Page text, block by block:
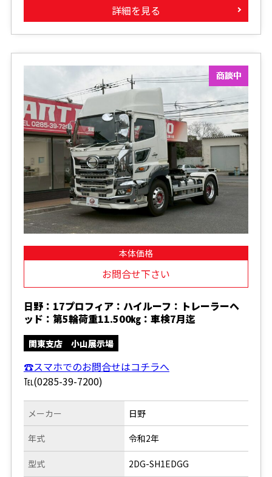
詳細を見る
本体価格
お問合せ下さい
日野：17プロフィア：ハイルーフ：トレーラーヘ
ッド：第5輪荷重11.500㎏：車検7月迄
関東支店 小山展示場
☎スマホでのお問合せはコチラへ
℡(0285-39-7200)
メーカー
年式
型式
日野
令和2年
2DG-SH1EDGG